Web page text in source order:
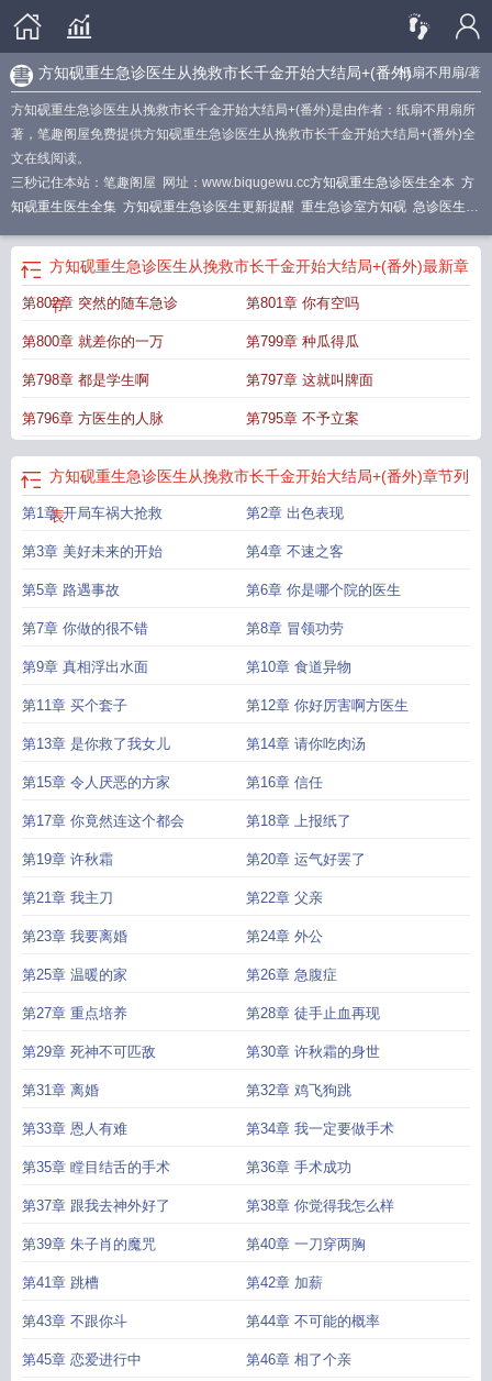
纸扇不用扇/著
方知砚重生急诊医生从挽救市长千金开始大结局+(番外)
方知砚重生急诊医生从挽救市长千金开始大结局+(番外)是由作者：纸扇不用扇所
著，笔趣阁屋免费提供方知砚重生急诊医生从挽救市长千金开始大结局+(番外)全
文在线阅读。
三秒记住本站：笔趣阁屋 网址：www.biqugewu.cc方知砚重生急诊医生全本 方
知砚重生医生全集 方知砚重生急诊医生更新提醒 重生急诊室方知砚 急诊医生方
重生急诊科医生方知砚最新章节更新内容重生急诊科医生方知砚
方知砚重生急诊医生从挽救市长千金开始大结局+(番外)最新章
节
第802章 突然的随车急诊 第801章 你有空吗
第800章 就差你的一万 第799章 种瓜得瓜
第798章 都是学生啊 第797章 这就叫牌面
第796章 方医生的人脉 第795章 不予立案
方知砚重生急诊医生从挽救市长千金开始大结局+(番外)章节列
表
第1章 开局车祸大抢救 第2章 出色表现
第3章 美好未来的开始 第4章 不速之客
第5章 路遇事故 第6章 你是哪个院的医生
第7章 你做的很不错 第8章 冒领功劳
第9章 真相浮出水面 第10章 食道异物
第11章 买个套子 第12章 你好厉害啊方医生
第13章 是你救了我女儿 第14章 请你吃肉汤
第15章 令人厌恶的方家 第16章 信任
第17章 你竟然连这个都会 第18章 上报纸了
第19章 许秋霜 第20章 运气好罢了
第21章 我主刀 第22章 父亲
第23章 我要离婚 第24章 外公
第25章 温暖的家 第26章 急腹症
第27章 重点培养 第28章 徒手止血再现
第29章 死神不可匹敌 第30章 许秋霜的身世
第31章 离婚 第32章 鸡飞狗跳
第33章 恩人有难 第34章 我一定要做手术
第35章 瞠目结舌的手术 第36章 手术成功
第37章 跟我去神外好了 第38章 你觉得我怎么样
第39章 朱子肖的魔咒 第40章 一刀穿两胸
第41章 跳槽 第42章 加薪
第43章 不跟你斗 第44章 不可能的概率
第45章 恋爱进行中 第46章 相了个亲